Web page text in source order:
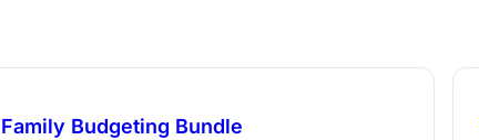
Family Budgeting Bundle